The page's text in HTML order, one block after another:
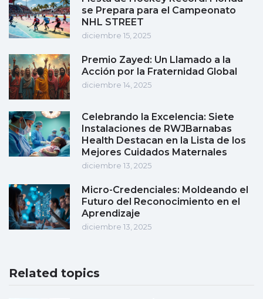
se Prepara para el Campeonato
NHL STREET
diciembre 15, 2025
Premio Zayed: Un Llamado a la
Acción por la Fraternidad Global
diciembre 14, 2025
Celebrando la Excelencia: Siete
Instalaciones de RWJBarnabas
Health Destacan en la Lista de los
Mejores Cuidados Maternales
diciembre 13, 2025
Micro-Credenciales: Moldeando el
Futuro del Reconocimiento en el
Aprendizaje
diciembre 13, 2025
Related topics